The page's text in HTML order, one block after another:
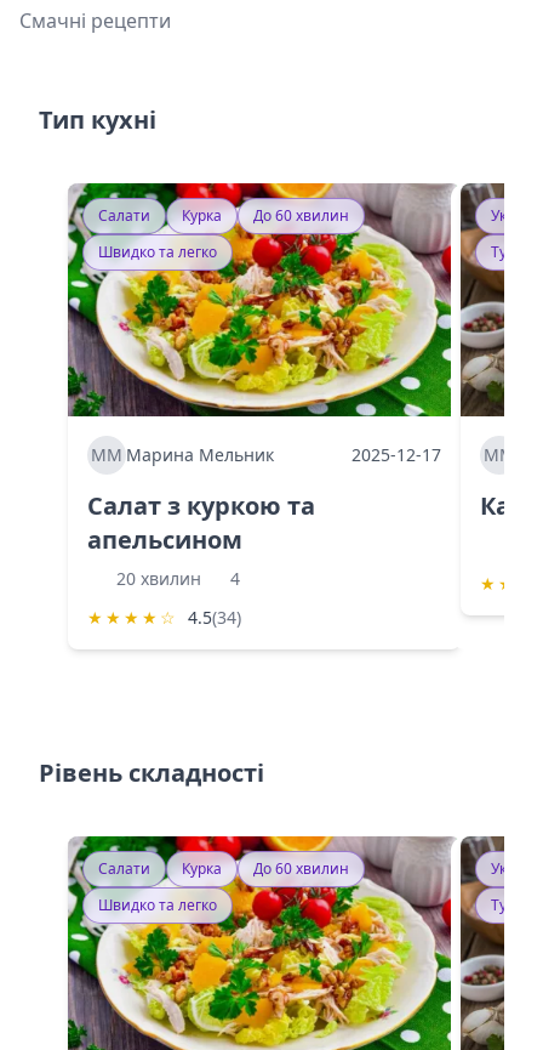
Смачні рецепти
Тип кухні
Салати Курка
До 60 хвилин
Швидко та легко
ММ Марина Мельник 2025-12-17
Салат з куркою та
апельсином
20 хвилин
4
★ ★ ★ ★ ☆ 4.5(34)
ММ
★ ★
Рівень складності
Салати Курка
До 60 хвилин
Швидко та легко